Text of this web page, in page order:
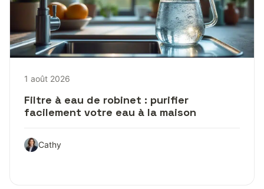
1 août 2026
Filtre à eau de robinet : purifier
facilement votre eau à la maison
Cathy